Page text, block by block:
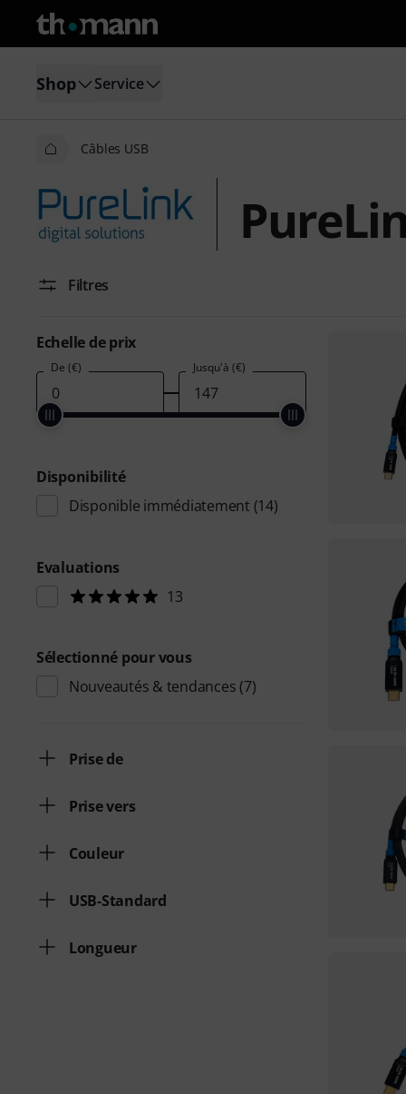
Shop Service
Câbles USB
Filtres
Echelle de prix
De (€) Jusqu'à (€)
Disponibilité
Disponible immédiatement (14)
Evaluations
13
Sélectionné pour vous
Nouveautés & tendances (7)
Prise de
Prise vers
Couleur
USB-Standard
Longueur